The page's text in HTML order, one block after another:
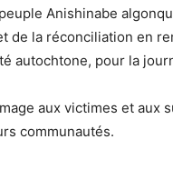
Anishinabe
de la réconciliation en
autochtone, pour la
aux victimes et aux
communautés.